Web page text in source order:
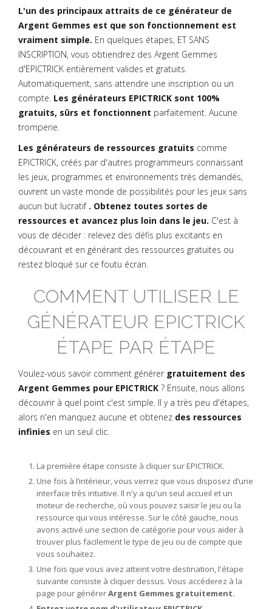
L'un des principaux attraits de ce générateur de
Argent Gemmes est que son fonctionnement est
vraiment simple. En quelques étapes, ET SANS
INSCRIPTION, vous obtiendrez des Argent Gemmes
d'EPICTRICK entièrement valides et gratuits.
Automatiquement, sans attendre une inscription ou un
compte. Les générateurs EPICTRICK sont 100%
gratuits, sûrs et fonctionnent parfaitement. Aucune
tromperie.
Les générateurs de ressources gratuits comme
EPICTRICK, créés par d'autres programmeurs connaissant
les jeux, programmes et environnements très demandés,
ouvrent un vaste monde de possibilités pour les jeux sans
aucun but lucratif . Obtenez toutes sortes de
ressources et avancez plus loin dans le jeu. C'est à
vous de décider : relevez des défis plus excitants en
découvrant et en générant des ressources gratuites ou
restez bloqué sur ce foutu écran.
COMMENT UTILISER LE
GÉNÉRATEUR EPICTRICK
ÉTAPE PAR ÉTAPE
Voulez-vous savoir comment générer gratuitement des
Argent Gemmes pour EPICTRICK ? Ensuite, nous allons
découvrir à quel point c'est simple. Il y a très peu d'étapes,
alors n'en manquez aucune et obtenez des ressources
infinies en un seul clic.
La première étape consiste à cliquer sur EPICTRICK.
Une fois à l’intérieur, vous verrez que vous disposez d’une
interface très intuitive. Il n'y a qu'un seul accueil et un
moteur de recherche, où vous pouvez saisir le jeu ou la
ressource qui vous intéresse. Sur le côté gauche, nous
avons activé une section de catégorie pour vous aider à
trouver plus facilement le type de jeu ou de compte que
vous souhaitez.
Une fois que vous avez atteint votre destination, l'étape
suivante consiste à cliquer dessus. Vous accéderez à la
page pour générerArgent Gemmes gratuitement.